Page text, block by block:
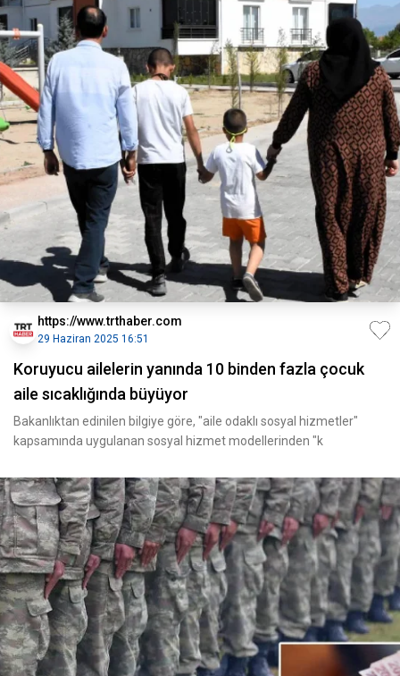
https://www.trthaber.com
29 Haziran 2025 16:51
Koruyucu ailelerin yanında 10 binden fazla çocuk
aile sıcaklığında büyüyor
Bakanlıktan edinilen bilgiye göre, "aile odaklı sosyal hizmetler"
kapsamında uygulanan sosyal hizmet modellerinden "k